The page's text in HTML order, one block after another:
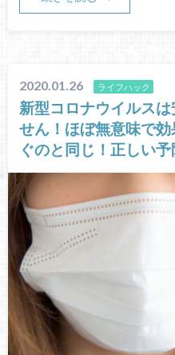
2020.01.26 ライフハック
新型コロナウイルス
せん！ほぼ無意味で
ぐのと同じ！正しい